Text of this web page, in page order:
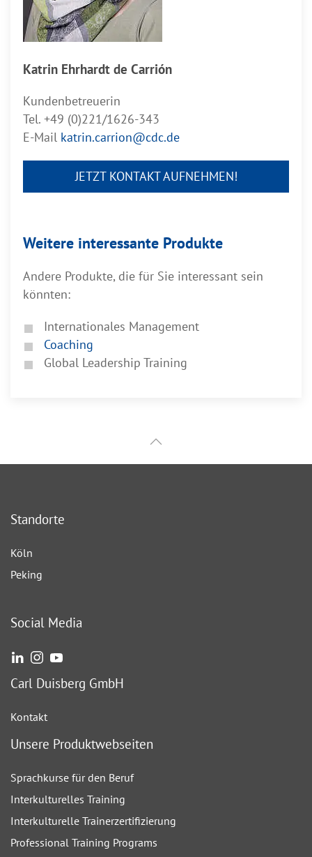
Katrin Ehrhardt de Carrión
Kundenbetreuerin
Tel. +49 (0)221/1626-343
E-Mail katrin.carrion@cdc.de
JETZT KONTAKT AUFNEHMEN!
Weitere interessante Produkte
Andere Produkte, die für Sie interessant sein
könnten:
Internationales Management
Coaching
Global Leadership Training
Standorte
Köln
Peking
Social Media
Carl Duisberg GmbH
Kontakt
Unsere Produktwebseiten
Sprachkurse für den Beruf
Interkulturelles Training
Interkulturelle Trainerzertifizierung
Professional Training Programs